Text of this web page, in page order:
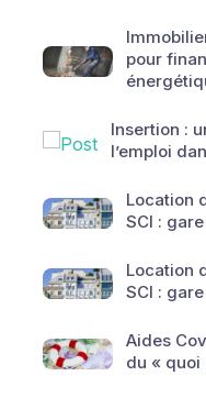
pour
Insertion :
l’emploi
Location
SCI :
Location
SCI :
Aides
du « quoi